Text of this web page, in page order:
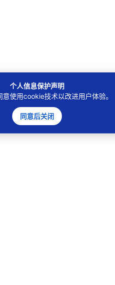
个人信息保护声明
使用cookie技术以改进用户体验。
同意后关闭